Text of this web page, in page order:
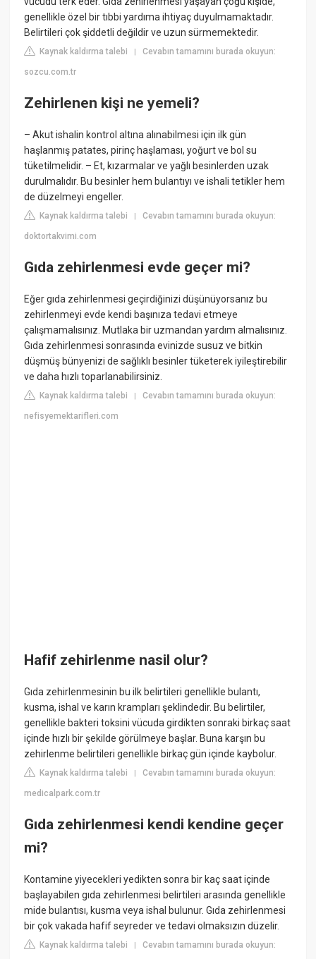
genellikle özel bir tıbbi yardıma ihtiyaç duyulmamaktadır.
Belirtileri çok şiddetli değildir ve uzun sürmemektedir.
Kaynak kaldırma talebi |Cevabın tamamını burada okuyun:
sozcu.com.tr
Zehirlenen kişi ne yemeli?
– Akut ishalin kontrol altına alınabilmesi için ilk gün
haşlanmış patates, pirinç haşlaması, yoğurt ve bol su
tüketilmelidir. – Et, kızarmalar ve yağlı besinlerden uzak
durulmalıdır. Bu besinler hem bulantıyı ve ishali tetikler hem
de düzelmeyi engeller.
Kaynak kaldırma talebi |Cevabın tamamını burada okuyun:
doktortakvimi.com
Gıda zehirlenmesi evde geçer mi?
Eğer gıda zehirlenmesi geçirdiğinizi düşünüyorsanız bu
zehirlenmeyi evde kendi başınıza tedavi etmeye
çalışmamalısınız. Mutlaka bir uzmandan yardım almalısınız.
Gıda zehirlenmesi sonrasında evinizde susuz ve bitkin
düşmüş bünyenizi de sağlıklı besinler tüketerek iyileştirebilir
ve daha hızlı toparlanabilirsiniz.
Kaynak kaldırma talebi |Cevabın tamamını burada okuyun:
nefisyemektarifleri.com
Hafif zehirlenme nasil olur?
Gıda zehirlenmesinin bu ilk belirtileri genellikle bulantı,
kusma, ishal ve karın krampları şeklindedir. Bu belirtiler,
genellikle bakteri toksini vücuda girdikten sonraki birkaç saat
içinde hızlı bir şekilde görülmeye başlar. Buna karşın bu
zehirlenme belirtileri genellikle birkaç gün içinde kaybolur.
Kaynak kaldırma talebi |Cevabın tamamını burada okuyun:
medicalpark.com.tr
Gıda zehirlenmesi kendi kendine geçer
mi?
Kontamine yiyecekleri yedikten sonra bir kaç saat içinde
başlayabilen gıda zehirlenmesi belirtileri arasında genellikle
mide bulantısı, kusma veya ishal bulunur. Gıda zehirlenmesi
bir çok vakada hafif seyreder ve tedavi olmaksızın düzelir.
Kaynak kaldırma talebi |Cevabın tamamını burada okuyun: